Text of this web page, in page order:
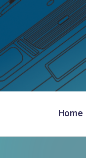
naar
de
inhoud
90
Home